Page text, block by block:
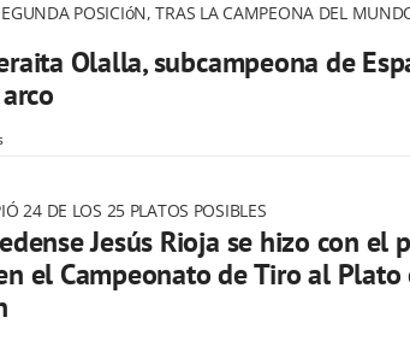
POSICIóN, TRAS LA CAMPEONA DEL
Olalla, subcampeona de
24 DE LOS 25 PLATOS POSIBLES
Jesús Rioja se hizo con el
el Campeonato de Tiro al Plato